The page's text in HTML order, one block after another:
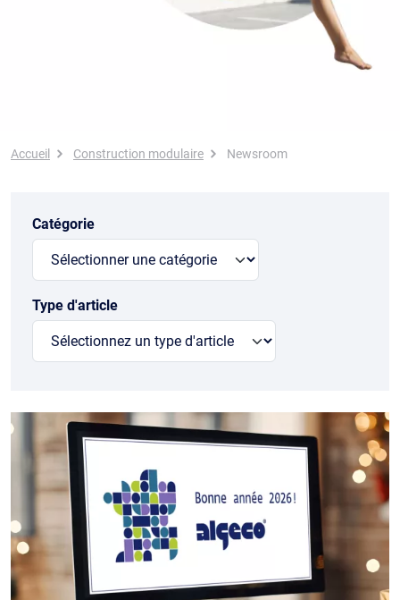
Fil d'Ariane
Accueil Construction modulaire Newsroom
Catégorie
Type d'article